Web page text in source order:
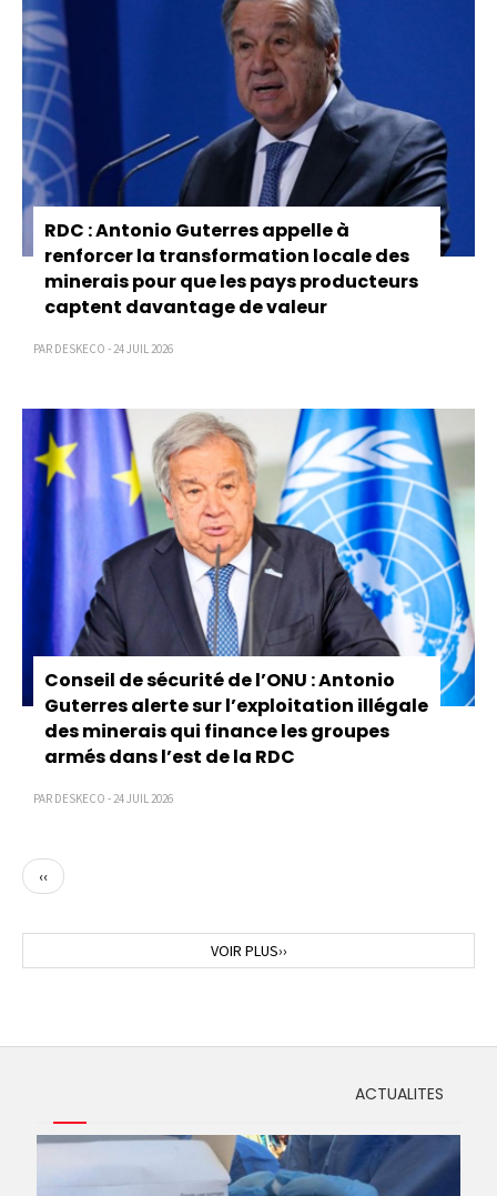
RDC : Antonio Guterres appelle à
renforcer la transformation locale des
minerais pour que les pays producteurs
captent davantage de valeur
PAR DESKECO - 24 JUIL 2026
Conseil de sécurité de l’ONU : Antonio
Guterres alerte sur l’exploitation illégale
des minerais qui finance les groupes
armés dans l’est de la RDC
PAR DESKECO - 24 JUIL 2026
Page
précédente
‹‹
Page
suivante
VOIR PLUS››
ACTUALITES